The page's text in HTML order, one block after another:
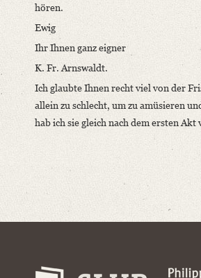
hören.
Ewig
Ihr Ihnen ganz eigner
K. Fr. Arnswaldt.
Ich glaubte Ihnen recht viel von der
allein zu schlecht, um zu amüsieren
hab ich sie gleich nach dem ersten Akt